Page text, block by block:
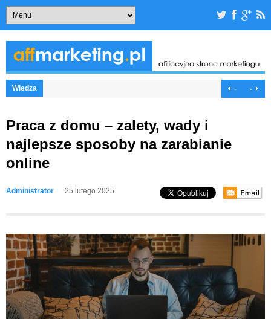
Wiedza - -
Praca z domu – zalety, wady i
najlepsze sposoby na zarabianie
online
Administrator 25 lutego 2025